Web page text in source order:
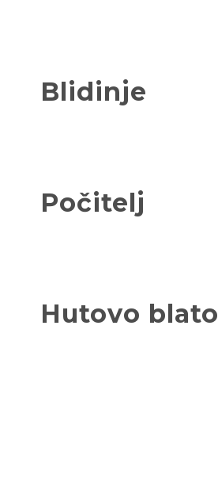
Blidinje
Počitelj
Hutovo blato